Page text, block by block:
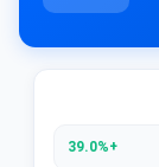
+39.0%